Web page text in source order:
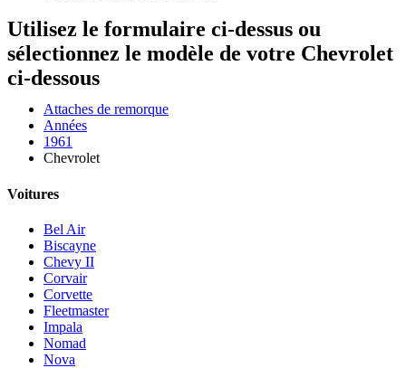
Utilisez le formulaire ci-dessus ou
sélectionnez le modèle de votre Chevrolet
ci-dessous
Attaches de remorque
Années
1961
Chevrolet
Voitures
Bel Air
Biscayne
Chevy II
Corvair
Corvette
Fleetmaster
Impala
Nomad
Nova